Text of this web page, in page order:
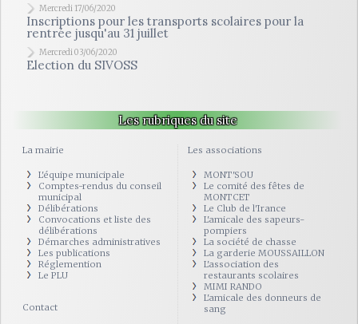
Mercredi 17/06/2020
Inscriptions pour les transports scolaires pour la
rentrée jusqu'au 31 juillet
Mercredi 03/06/2020
Election du SIVOSS
Les rubriques du site
La mairie
L'équipe municipale
Comptes-rendus du conseil
municipal
Délibérations
Convocations et liste des
délibérations
Démarches administratives
Les publications
Réglemention
Le PLU
Contact
Les associations
MONT'SOU
Le comité des fêtes de
MONTCET
Le Club de l'Irance
L'amicale des sapeurs-
pompiers
La société de chasse
La garderie MOUSSAILLON
L'association des
restaurants scolaires
MIMI RANDO
L'amicale des donneurs de
sang